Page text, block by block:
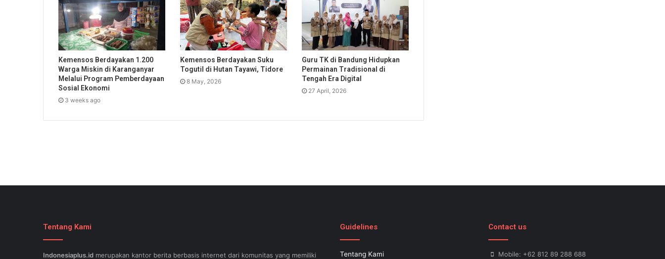
Kemensos Berdayakan 1.200
Warga Miskin di Karanganyar
Melalui Program Pemberdayaan
Sosial Ekonomi
3 weeks ago
Kemensos Berdayakan Suku
Togutil di Hutan Tayawi, Tidore
8 May, 2026
Guru TK di Bandung Hidupkan
Permainan Tradisional di
Tengah Era Digital
27 April, 2026
Tentang Kami
Indonesiaplus.id merupakan kantor berita berbasis internet dari komunitas yang memiliki
Guidelines
Tentang Kami
Contact us
Mobile: +62 812 89 288 688